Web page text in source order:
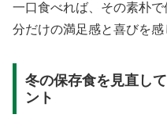
一口食べれば、その素朴
分だけの満足感と喜びを感
冬の保存食を見直し
ント